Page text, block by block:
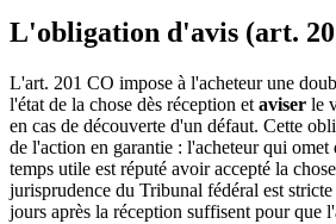
L'obligation d'avis (art.
L'art. 201 CO impose à l'acheteur une
l'état de la chose dès réception et aviser le
en cas de découverte d'un défaut. Cette
de l'action en garantie : l'acheteur qui omet
temps utile est réputé avoir accepté la
jurisprudence du Tribunal fédéral est
jours après la réception suffisent pour que